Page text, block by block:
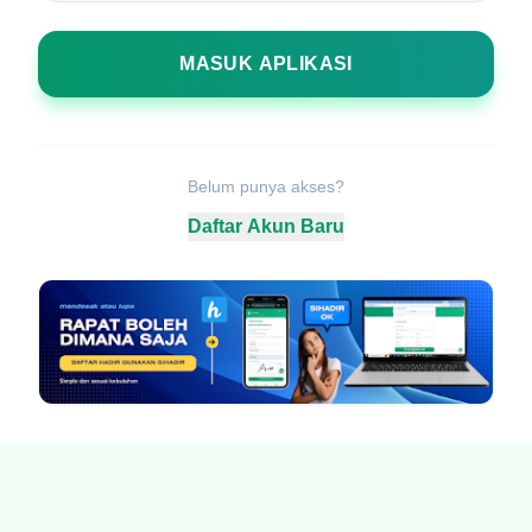
MASUK APLIKASI
Belum punya akses?
Daftar Akun Baru